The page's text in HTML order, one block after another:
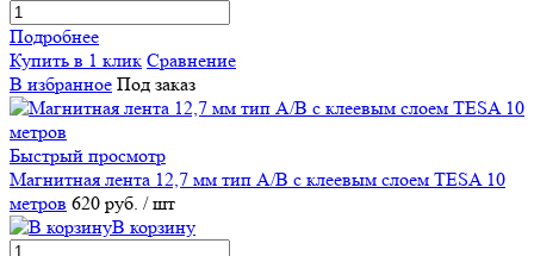
Подробнее
Купить в 1 клик Сравнение
В избранное Под заказ
Быстрый просмотр
Магнитная лента 12,7 мм тип А/В с клеевым слоем TESA 10
метров 620 руб. / шт
В корзину